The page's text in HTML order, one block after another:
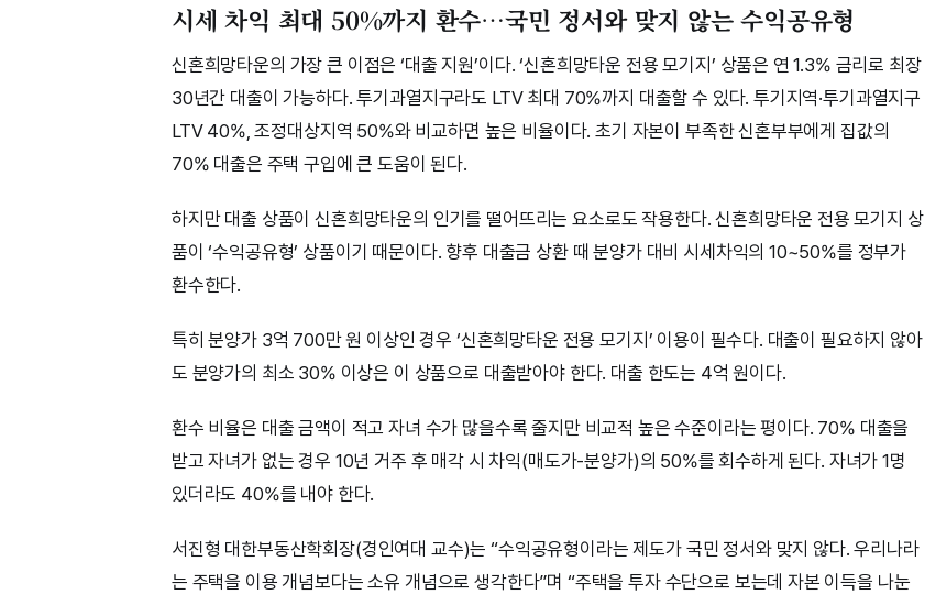
시세 차익 최대 50%까지 환수…국민 정서와 맞지 않는 수익공유형
신혼희망타운의 가장 큰 이점은 ‘대출 지원’이다. ‘신혼희망타운 전용 모기지’ 상품은 연 1.3% 금리로 최장
30년간 대출이 가능하다. 투기과열지구라도 LTV 최대 70%까지 대출할 수 있다. 투기지역·투기과열지구
LTV 40%, 조정대상지역 50%와 비교하면 높은 비율이다. 초기 자본이 부족한 신혼부부에게 집값의
70% 대출은 주택 구입에 큰 도움이 된다.
하지만 대출 상품이 신혼희망타운의 인기를 떨어뜨리는 요소로도 작용한다. 신혼희망타운 전용 모기지 상
품이 ‘수익공유형’ 상품이기 때문이다. 향후 대출금 상환 때 분양가 대비 시세차익의 10~50%를 정부가
환수한다.
특히 분양가 3억 700만 원 이상인 경우 ‘신혼희망타운 전용 모기지’ 이용이 필수다. 대출이 필요하지 않아
도 분양가의 최소 30% 이상은 이 상품으로 대출받아야 한다. 대출 한도는 4억 원이다.
환수 비율은 대출 금액이 적고 자녀 수가 많을수록 줄지만 비교적 높은 수준이라는 평이다. 70% 대출을
받고 자녀가 없는 경우 10년 거주 후 매각 시 차익(매도가-분양가)의 50%를 회수하게 된다. 자녀가 1명
있더라도 40%를 내야 한다.
서진형 대한부동산학회장(경인여대 교수)는 “수익공유형이라는 제도가 국민 정서와 맞지 않다. 우리나라
는 주택을 이용 개념보다는 소유 개념으로 생각한다”며 “주택을 투자 수단으로 보는데 자본 이득을 나눈